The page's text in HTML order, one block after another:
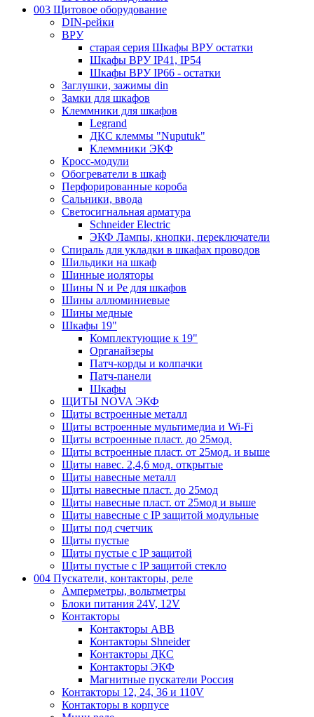
003 Щитовое оборудование
DIN-рейки
ВРУ
старая серия Шкафы ВРУ остатки
Шкафы ВРУ IP41, IP54
Шкафы ВРУ IP66 - остатки
Заглушки, зажимы din
Замки для шкафов
Клеммники для шкафов
Legrand
ДКС клеммы "Nuputuk"
Клеммники ЭКФ
Кросс-модули
Обогреватели в шкаф
Перфорированные короба
Сальники, ввода
Светосигнальная арматура
Schneider Electric
ЭКФ Лампы, кнопки, переключатели
Спираль для укладки в шкафах проводов
Шильдики на шкаф
Шинные иоляторы
Шины N и Pe для шкафов
Шины аллюминиевые
Шины медные
Шкафы 19"
Комплектующие к 19"
Органайзеры
Патч-корды и колпачки
Патч-панели
Шкафы
ЩИТЫ NOVA ЭКФ
Щиты встроенные металл
Щиты встроенные мультимедиа и Wi-Fi
Щиты встроенные пласт. до 25мод.
Щиты встроенные пласт. от 25мод. и выше
Щиты навес. 2,4,6 мод. открытые
Щиты навесные металл
Щиты навесные пласт. до 25мод
Щиты навесные пласт. от 25мод и выше
Щиты навесные с IP защитой модульные
Щиты под счетчик
Щиты пустые
Щиты пустые с IP защитой
Щиты пустые с IP защитой стекло
004 Пускатели, контакторы, реле
Амперметры, вольтметры
Блоки питания 24V, 12V
Контакторы
Контакторы ABB
Контакторы Shneider
Контакторы ДКС
Контакторы ЭКФ
Магнитные пускатели Россия
Контакторы 12, 24, 36 и 110V
Контакторы в корпусе